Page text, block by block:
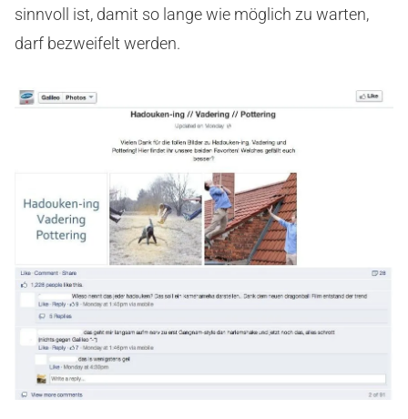
sinnvoll ist, damit so lange wie möglich zu warten,
darf bezweifelt werden.